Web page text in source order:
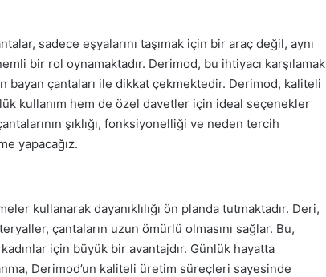
sadece eşyalarını taşımak için bir araç değil, aynı
bir rol oynamaktadır. Derimod, bu ihtiyacı karşılamak
bayan çantaları ile dikkat çekmektedir. Derimod, kaliteli
kullanım hem de özel davetler için ideal seçenekler
şıklığı, fonksiyonelliği ve neden tercih
yapacağız.
kullanarak dayanıklılığı ön planda tutmaktadır. Deri,
çantaların uzun ömürlü olmasını sağlar. Bu,
için büyük bir avantajdır. Günlük hayatta
Derimod’un kaliteli üretim süreçleri sayesinde